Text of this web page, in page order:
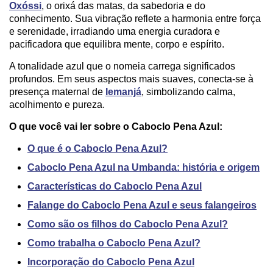
Oxóssi, o orixá das matas, da sabedoria e do
conhecimento. Sua vibração reflete a harmonia entre força
e serenidade, irradiando uma energia curadora e
pacificadora que equilibra mente, corpo e espírito.
A tonalidade azul que o nomeia carrega significados
profundos. Em seus aspectos mais suaves, conecta-se à
presença maternal de Iemanjá, simbolizando calma,
acolhimento e pureza.
O que você vai ler sobre o Caboclo Pena Azul:
O que é o Caboclo Pena Azul?
Caboclo Pena Azul na Umbanda: história e origem
Características do Caboclo Pena Azul
Falange do Caboclo Pena Azul e seus falangeiros
Como são os filhos do Caboclo Pena Azul?
Como trabalha o Caboclo Pena Azul?
Incorporação do Caboclo Pena Azul